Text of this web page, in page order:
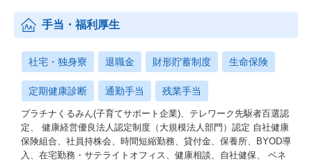
手当・福利厚生
社宅・独身寮 退職金 財形貯蓄制度 生命保険
定期健康診断 通勤手当 残業手当
プラチナくるみん(子育てサポート企業)、テレワーク先駆者百選認
定、 健康経営優良法人認定制度（大規模法人部門）認定 自社健康
保険組合、社員持株会、時間短縮勤務、貸付金、保養所、BYOD導
入、在宅勤務・サテライトオフィス、健康相談、自社健保、 ベネ